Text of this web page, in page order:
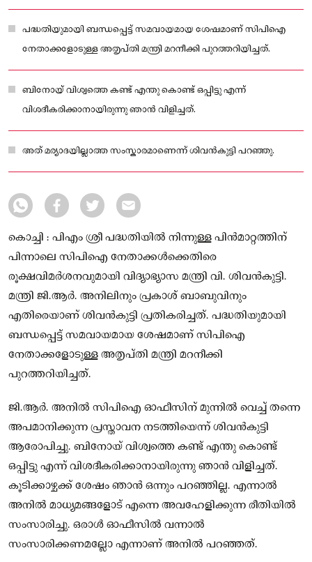
ശിവൻകുട്ടി.
പദ്ധതിയുമായി ബന്ധപ്പെട്ട് സമവായമായ ശേഷമാണ് സിപിഐ
നേതാക്കളോടുള്ള അതൃപ്തി മന്ത്രി മറനീക്കി പുറത്തറിയിച്ചത്.
ബിനോയ് വിശ്വത്തെ കണ്ട് എന്തു കൊണ്ട് ഒപ്പിട്ടു എന്ന്
വിശദീകരിക്കാനായിരുന്നു ഞാൻ വിളിച്ചത്.
അത് മര്യാദയില്ലാത്ത സംസ്കാരമാണെന്ന് ശിവൻകുട്ടി പറഞ്ഞു.
കൊച്ചി : പിഎം ശ്രീ പദ്ധതിയിൽ നിന്നുള്ള പിൻമാറ്റത്തിന്
പിന്നാലെ സിപിഐ നേതാക്കൾക്കെതിരെ
രൂക്ഷവിമർശനവുമായി വിദ്യാഭ്യാസ മന്ത്രി വി. ശിവൻകുട്ടി.
മന്ത്രി ജി.ആർ. അനിലിനും പ്രകാശ് ബാബുവിനും
എതിരെയാണ് ശിവൻകുട്ടി പ്രതികരിച്ചത്. പദ്ധതിയുമായി
ബന്ധപ്പെട്ട് സമവായമായ ശേഷമാണ് സിപിഐ
നേതാക്കളോടുള്ള അതൃപ്തി മന്ത്രി മറനീക്കി
പുറത്തറിയിച്ചത്.
ജി.ആർ. അനിൽ സിപിഐ ഓഫീസിന് മുന്നിൽ വെച്ച് തന്നെ
അപമാനിക്കുന്ന പ്രസ്താവന നടത്തിയെന്ന് ശിവൻകുട്ടി
ആരോപിച്ചു. ബിനോയ് വിശ്വത്തെ കണ്ട് എന്തു കൊണ്ട്
ഒപ്പിട്ടു എന്ന് വിശദീകരിക്കാനായിരുന്നു ഞാൻ വിളിച്ചത്.
കൂടിക്കാഴ്ചക്ക് ശേഷം ഞാൻ ഒന്നും പറഞ്ഞില്ല. എന്നാൽ
അനിൽ മാധ്യമങ്ങളോട് എന്നെ അവഹേളിക്കുന്ന രീതിയിൽ
സംസാരിച്ചു. ഒരാൾ ഓഫീസിൽ വന്നാൽ
സംസാരിക്കണമല്ലോ എന്നാണ് അനിൽ പറഞ്ഞത്.